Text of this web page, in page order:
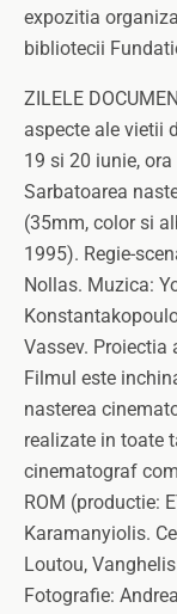
expozitia
bibliotecii
ZILELE
aspecte ale vietii
19 si 20 iunie, ora
Sarbatoarea
(35mm, color si
1995). Regie-
Nollas. Muzica:
Vassev. Proiectia
Filmul este
nasterea
realizate in toate
cinematograf
ROM (productie:
Karamanyiolis.
Loutou,
Fotografie: